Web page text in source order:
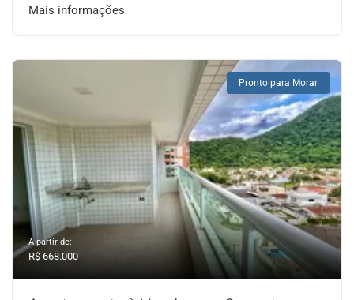
Mais informações
Pronto para Morar
A partir de:
R$ 668.000